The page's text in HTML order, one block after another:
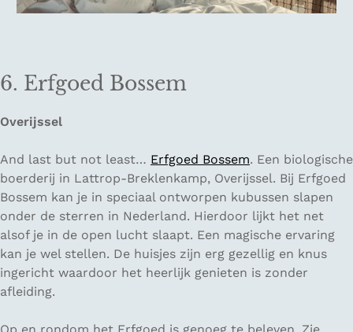
6. Erfgoed Bossem
Overijssel
And last but not least… Erfgoed Bossem. Een biologische
boerderij in Lattrop-Breklenkamp, Overijssel. Bij Erfgoed
Bossem kan je in speciaal ontworpen kubussen slapen
onder de sterren in Nederland. Hierdoor lijkt het net
alsof je in de open lucht slaapt. Een magische ervaring
kan je wel stellen. De huisjes zijn erg gezellig en knus
ingericht waardoor het heerlijk genieten is zonder
afleiding.